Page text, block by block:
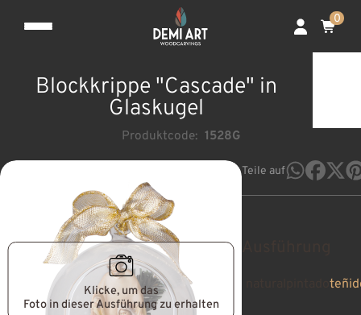
0
Blockkrippe "Cascade" in
Glaskugel
Produktcode: 1528G
Klicke, um das
Foto in dieser Ausführung zu erhalten
Teile auf